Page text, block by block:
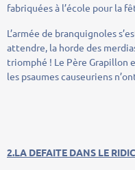
fabriquées à l’école pour la
L’armée de branquignoles
attendre, la horde des
triomphé ! Le Père Grapillon
les psaumes causeuriens
2.LA DEFAITE DANS LE